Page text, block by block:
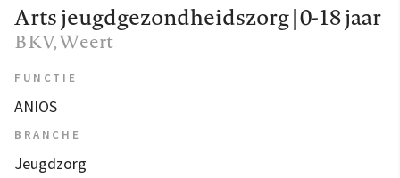
Arts jeugdgezondheidszorg | 0-18 jaar
BKV, Weert
FUNCTIE
ANIOS
BRANCHE
Jeugdzorg